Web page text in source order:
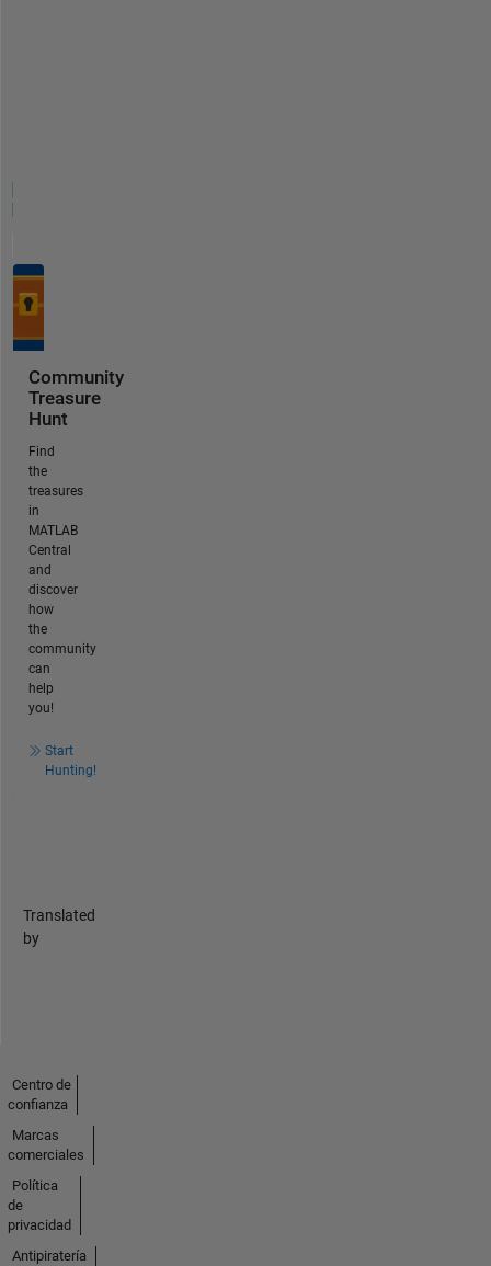
Community
Treasure
Hunt
Find
the
treasures
in
MATLAB
Central
and
discover
how
the
community
can
help
you!
Start
Hunting!
Translated
by
Centro de
confianza
Marcas
comerciales
Política
de
privacidad
Antipiratería